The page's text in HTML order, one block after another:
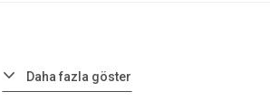
Daha fazla göster